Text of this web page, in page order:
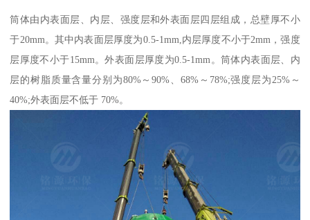
筒体由内表面层、内层、强度层和外表面层四层组成，总壁厚不小
于20mm。其中内表面层厚度为0.5-1mm,内层厚度不小于2mm，强度
层厚度不小于15mm。外表面层厚度为0.5-1mm。筒体内表面层、内
层的树脂质量含量分别为80%～90%、68%～78%;强度层为25%～
40%;外表面层不低于 70%。